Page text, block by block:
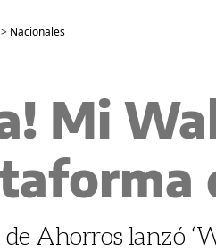
> Nacionales
Mi
de Ahorros lanzó